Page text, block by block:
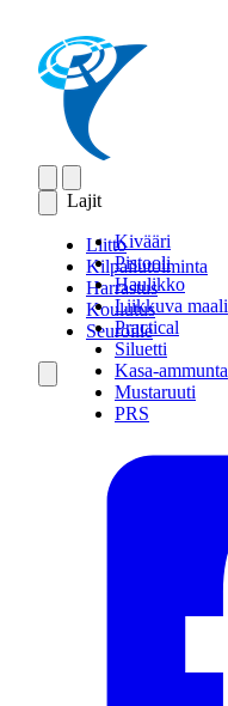
Lajit
Kivääri
Pistooli
Haulikko
Liikkuva maali
Practical
Siluetti
Kasa-ammunta
Mustaruuti
PRS
Liitto
Kilpailutoiminta
Harrastus
Koulutus
Seuroille